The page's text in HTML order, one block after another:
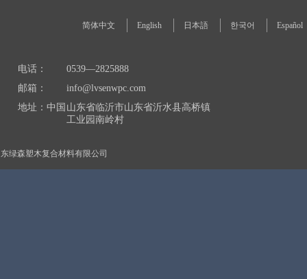
绿森塑木复合材料有限公司
简体中文 English 日本語 한국어 Español
电话：
0539—2825888
邮箱：
info@lvsenwpc.com
地址：中国 山东省临沂市山东省沂水县高桥镇
工业园南岭村